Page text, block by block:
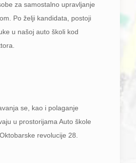
za samostalno upravljanje
Po želji kandidata, postoji
u našoj auto školi kod
se, kao i polaganje
u prostorijama Auto škole
revolucije 28.